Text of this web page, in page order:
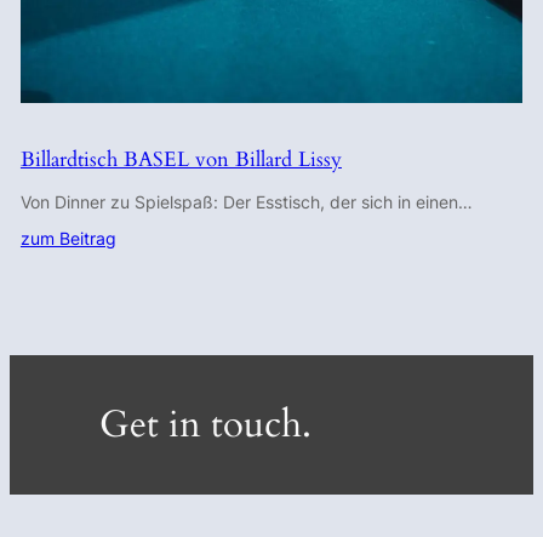
Billardtisch BASEL von Billard Lissy
Von Dinner zu Spielspaß: Der Esstisch, der sich in einen…
zum Beitrag
Get in touch.